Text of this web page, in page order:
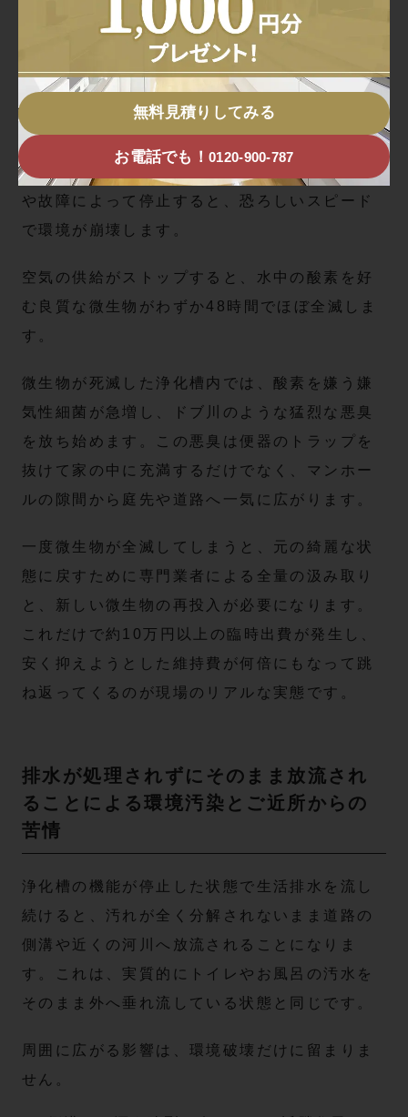
ブロア停止からわずか48時間で発生す
る最悪な悪臭と微生物全滅の悪夢
浄化槽の中で最も重要な役割を果たしているの
が、常に空気を送り続けているブロアと呼ばれ
る送風ポンプです。このブロアが電気代の節約
や故障によって停止すると、恐ろしいスピード
で環境が崩壊します。
空気の供給がストップすると、水中の酸素を好
む良質な微生物がわずか48時間でほぼ全滅しま
す。
微生物が死滅した浄化槽内では、酸素を嫌う嫌
気性細菌が急増し、ドブ川のような猛烈な悪臭
を放ち始めます。この悪臭は便器のトラップを
抜けて家の中に充満するだけでなく、マンホー
ルの隙間から庭先や道路へ一気に広がります。
一度微生物が全滅してしまうと、元の綺麗な状
態に戻すために専門業者による全量の汲み取り
と、新しい微生物の再投入が必要になります。
これだけで約10万円以上の臨時出費が発生し、
安く抑えようとした維持費が何倍にもなって跳
ね返ってくるのが現場のリアルな実態です。
排水が処理されずにそのまま放流され
ることによる環境汚染とご近所からの
苦情
浄化槽の機能が停止した状態で生活排水を流し
続けると、汚れが全く分解されないまま道路の
側溝や近くの河川へ放流されることになりま
す。これは、実質的にトイレやお風呂の汚水を
そのまま外へ垂れ流している状態と同じです。
周囲に広がる影響は、環境破壊だけに留まりま
せん。
無料見積りしてみる
お電話でも！0120-900-787